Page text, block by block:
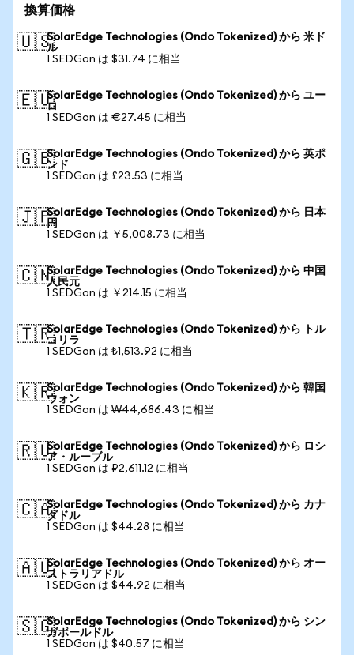
換算価格
🇺🇸SolarEdge Technologies (Ondo Tokenized) から 米ド
ル
1 SEDGon は $31.74 に相当
🇪🇺SolarEdge Technologies (Ondo Tokenized) から ユー
ロ
1 SEDGon は €27.45 に相当
🇬🇧SolarEdge Technologies (Ondo Tokenized) から 英ポ
ンド
1 SEDGon は £23.53 に相当
🇯🇵SolarEdge Technologies (Ondo Tokenized) から 日本
円
1 SEDGon は ￥5,008.73 に相当
🇨🇳SolarEdge Technologies (Ondo Tokenized) から 中国
人民元
1 SEDGon は ￥214.15 に相当
🇹🇷SolarEdge Technologies (Ondo Tokenized) から トル
コリラ
1 SEDGon は ₺1,513.92 に相当
🇰🇷SolarEdge Technologies (Ondo Tokenized) から 韓国
ウォン
1 SEDGon は ₩44,686.43 に相当
🇷🇺SolarEdge Technologies (Ondo Tokenized) から ロシ
ア・ルーブル
1 SEDGon は ₽2,611.12 に相当
🇨🇦SolarEdge Technologies (Ondo Tokenized) から カナ
ダドル
1 SEDGon は $44.28 に相当
🇦🇺SolarEdge Technologies (Ondo Tokenized) から オー
ストラリアドル
1 SEDGon は $44.92 に相当
🇸🇬SolarEdge Technologies (Ondo Tokenized) から シン
ガポールドル
1 SEDGon は $40.57 に相当